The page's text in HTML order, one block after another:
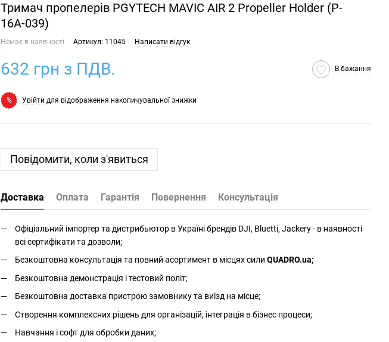
Тримач пропелерів PGYTECH MAVIC AIR 2 Propeller Holder (P-
16A-039)
Немає в наявності Артикул: 11045 Написати відгук
632 грн з ПДВ. В бажання
% Увійти для відображення накопичувальної знижки
Повідомити, коли з'явиться
Доставка Оплата Гарантія Повернення Консультація
Офіціальний імпортер та дистрибьютор в Україні брендів DJI, Bluetti, Jackery - в наявності
всі сертифікати та дозволи;
Безкоштовна консультація та повний асортимент в місцях сили QUADRO.ua;
Безкоштовна демонстрація і тестовий політ;
Безкоштовна доставка пристрою замовнику та виїзд на місце;
Створення комплексних рішень для організацій, інтеграція в бізнес процеси;
Навчання і софт для обробки даних;